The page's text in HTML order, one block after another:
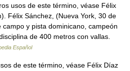
usos de este término, véase Félix
Félix Sánchez, (Nueva York, 30 de
y pista dominicano, campeón
de 400 metros con vallas.
Español
de este término, véase Félix Díaz